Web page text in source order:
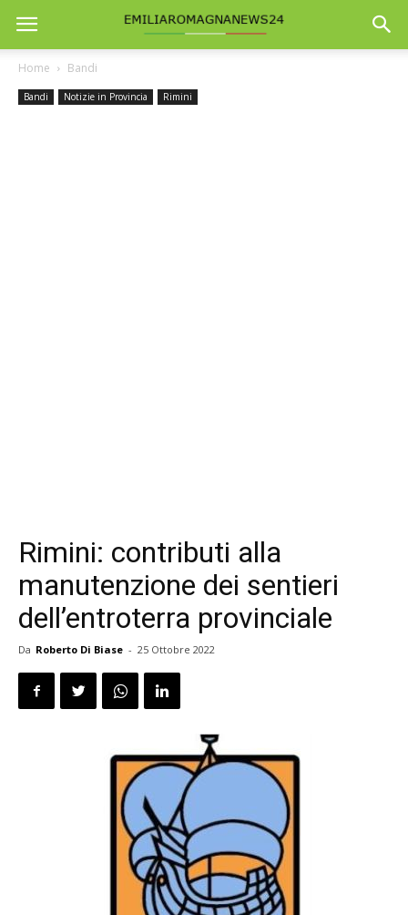
Home Bandi
Bandi Notizie in Provincia Rimini
Rimini: contributi alla
manutenzione dei sentieri
dell’entroterra provinciale
Da Roberto Di Biase - 25 Ottobre 2022